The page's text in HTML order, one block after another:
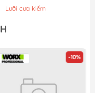
Lưỡi cưa kiếm
-10%